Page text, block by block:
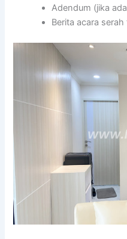
Adendum (jika
Berita acara